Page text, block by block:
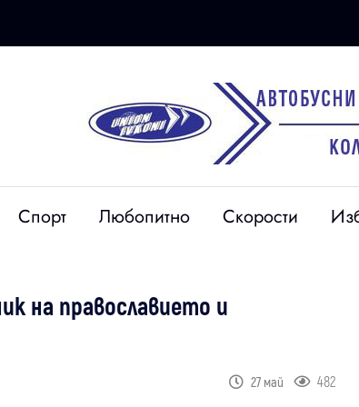
Спорт Любопитно Скорости
на православието и
27 май 482